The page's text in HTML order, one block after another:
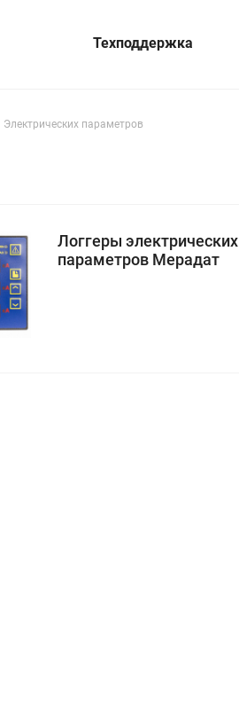
Техподдержка
Электрических параметров
Логгеры электрических
параметров Мерадат